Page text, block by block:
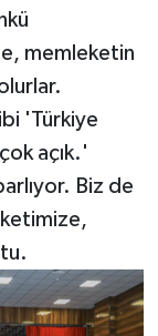
memleketin
'Türkiye
açık.'
Biz de